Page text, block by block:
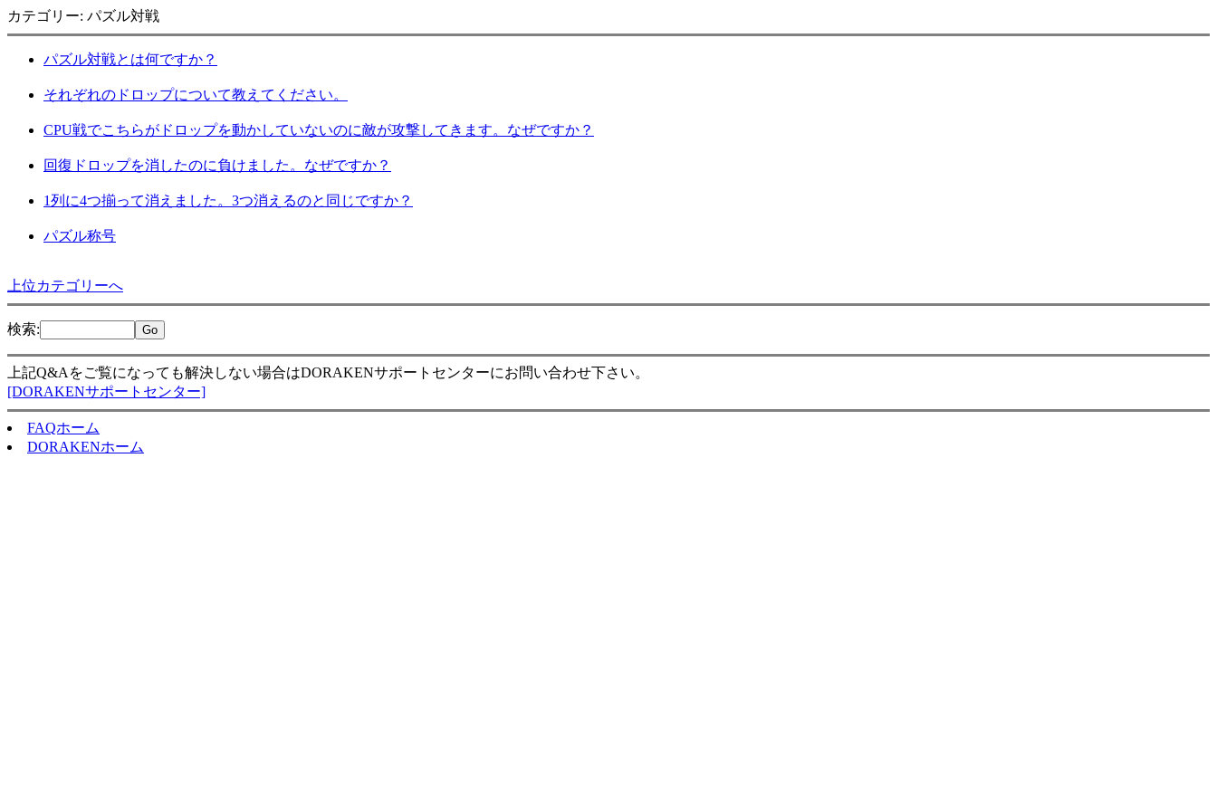
カテゴリー: パズル対戦
パズル対戦とは何ですか？
それぞれのドロップについて教えてください。
CPU戦でこちらがドロップを動かしていないのに敵が攻撃してきます。なぜですか？
回復ドロップを消したのに負けました。なぜですか？
1列に4つ揃って消えました。3つ消えるのと同じですか？
パズル称号
上位カテゴリーへ
検索:
上記Q&Aをご覧になっても解決しない場合はDORAKENサポートセンターにお問い合わせ下さい。
[DORAKENサポートセンター]
FAQホーム
DORAKENホーム